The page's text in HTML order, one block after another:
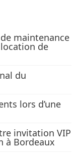
maintenance
de
du
lors d’une
invitation VIP
à Bordeaux